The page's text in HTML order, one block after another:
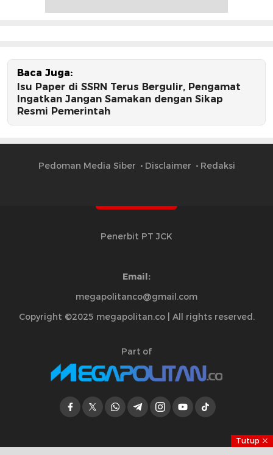
Baca Juga:
Isu Paper di SSRN Terus Bergulir, Pengamat
Ingatkan Jangan Samakan dengan Sikap
Resmi Pemerintah
Pedoman Media Siber Disclaimer Redaksi
Penerbit PT JCK
Email:
megapolitanco@gmail.com
Copyright ©2025 megapolitan.co | All rights reserved.
Part of
Tutup